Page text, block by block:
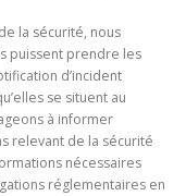
la sécurité, nous
puissent prendre les
d’incident
se situent au
à informer
relevant de la sécurité
nécessaires
réglementaires en